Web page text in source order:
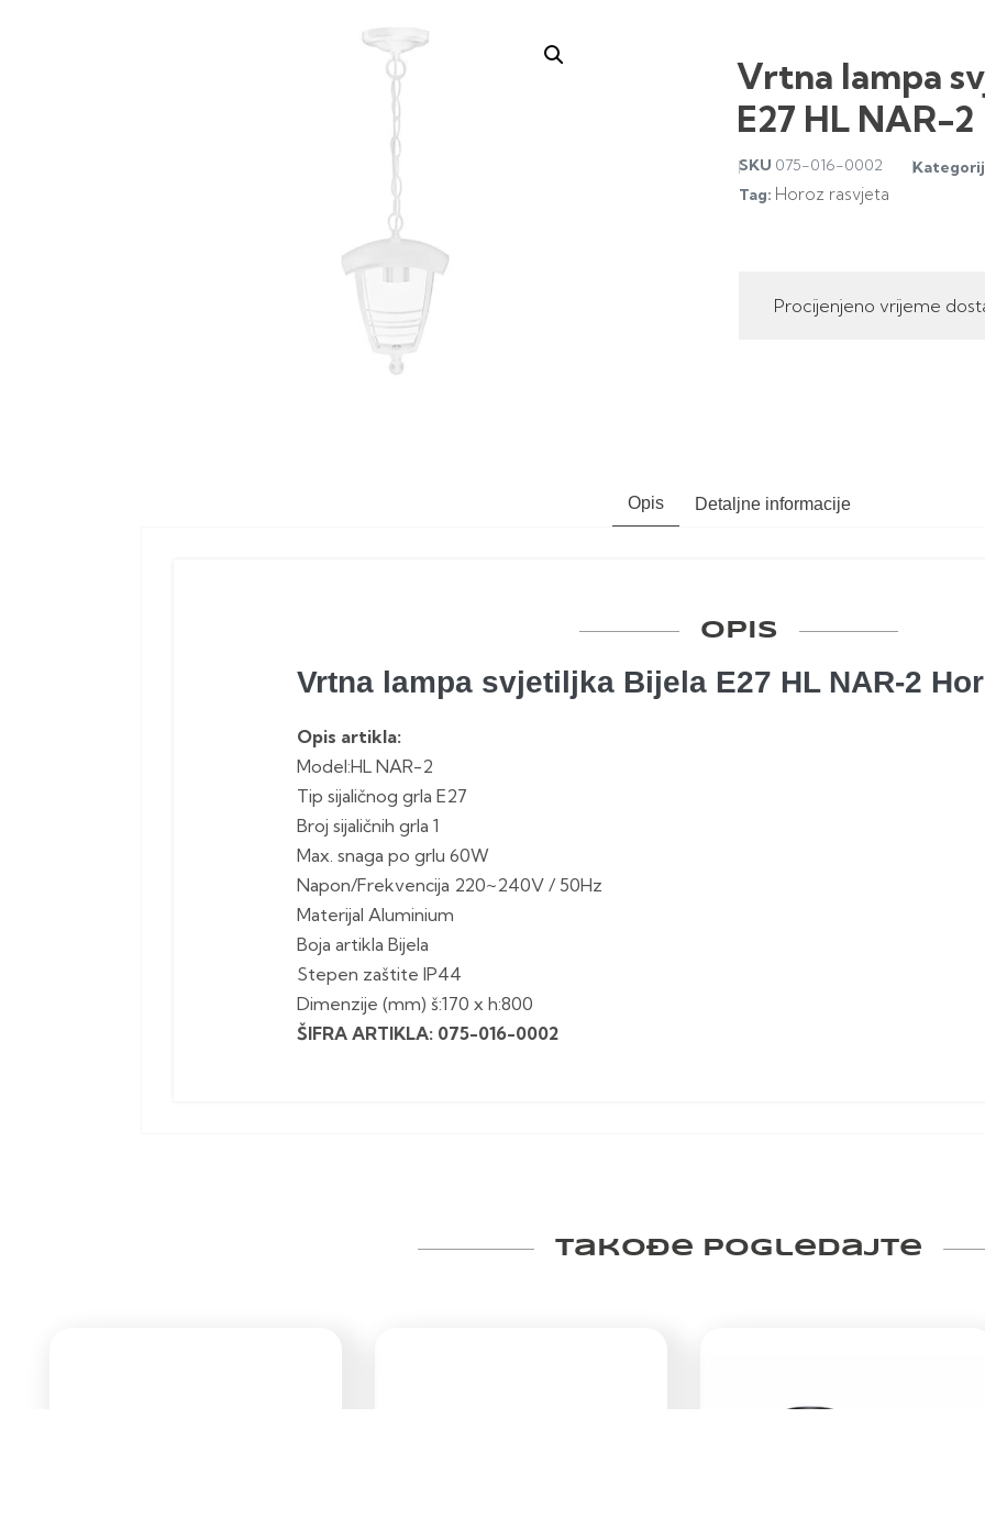
Vrtna lampa
E27 HL NAR-
SKU 075-016-0002
Tag: Horoz rasvjeta
Procijenjeno vrijeme
Opis Detaljne informacije
OPIS
Vrtna lampa svjetiljka Bijela E27 HL NAR-2
Opis artikla:
Model:HL NAR-2
Tip sijaličnog grla E27
Broj sijaličnih grla 1
Max. snaga po grlu 60W
Napon/Frekvencija 220~240V / 50Hz
Materijal Aluminium
Boja artikla Bijela
Stepen zaštite IP44
Dimenzije (mm) š:170 x h:800
ŠIFRA ARTIKLA: 075-016-0002
Takođe pogledajte